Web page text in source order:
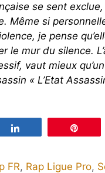
se sent
Même si
je pense
le mur du silence.
vaut mieux
« L’Etat
FR, Rap Ligue Pro,